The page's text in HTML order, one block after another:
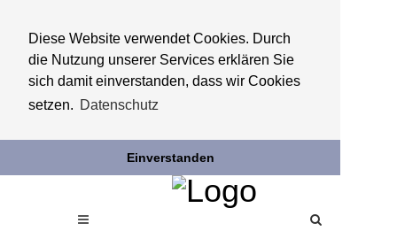
Diese Website verwendet Cookies. Durch
die Nutzung unserer Services erklären Sie
sich damit einverstanden, dass wir Cookies
setzen. Datenschutz
Einverstanden